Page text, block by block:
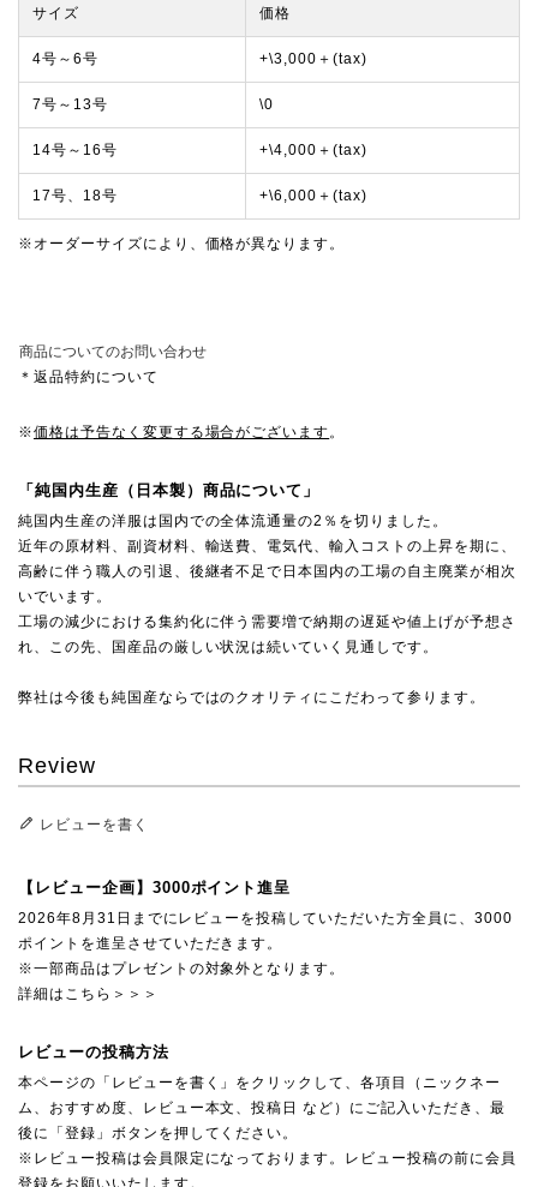
サイズ 価格
4号～6号 +\3,000＋(tax)
7号～13号 \0
14号～16号 +\4,000＋(tax)
17号、18号 +\6,000＋(tax)
※オーダーサイズにより、価格が異なります。
商品についてのお問い合わせ
＊返品特約について
※価格は予告なく変更する場合がございます。
「純国内生産（日本製）商品について」
純国内生産の洋服は国内での全体流通量の2％を切りました。
近年の原材料、副資材料、輸送費、電気代、輸入コストの上昇を期に、
高齢に伴う職人の引退、後継者不足で日本国内の工場の自主廃業が相次
いでいます。
工場の減少における集約化に伴う需要増で納期の遅延や値上げが予想さ
れ、この先、国産品の厳しい状況は続いていく見通しです。
弊社は今後も純国産ならではのクオリティにこだわって参ります。
Review
レビューを書く
【レビュー企画】3000ポイント進呈
2026年8月31日までにレビューを投稿していただいた方全員に、3000
ポイントを進呈させていただきます。
※一部商品はプレゼントの対象外となります。
詳細はこちら＞＞＞
レビューの投稿方法
本ページの「レビューを書く」をクリックして、各項目（ニックネー
ム、おすすめ度、レビュー本文、投稿日 など）にご記入いただき、最
後に「登録」ボタンを押してください。
※レビュー投稿は会員限定になっております。レビュー投稿の前に会員
登録をお願いいたします。